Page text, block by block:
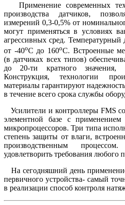
Применение современных
производства датчиков,
измерений 0,3-0,5% от
могут применяться в условиях
агрессивных сред. Температурный
от -40оС до 160оС. Встроенные
(в датчиках всех типов)
до 20-ти кратного значения,
Конструкция, технологии
материалы гарантируют
в течение всего срока службы
Усилители и контроллеры FMS
элементной базе с применением
микропроцессоров. Три типа
степень защиты от влаги,
производственным
удовлетворить требования любого
На сегодняшний день применение
первичного устройства- самый
в реализации способ контроля